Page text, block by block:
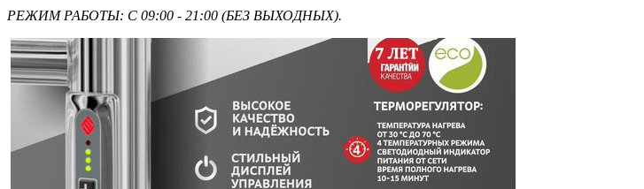
РЕЖИМ РАБОТЫ: С 09:00 - 21:00 (БЕЗ ВЫХОДНЫХ).